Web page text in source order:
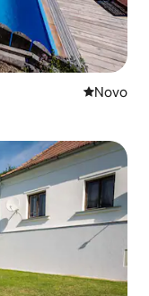
Novo
Novo